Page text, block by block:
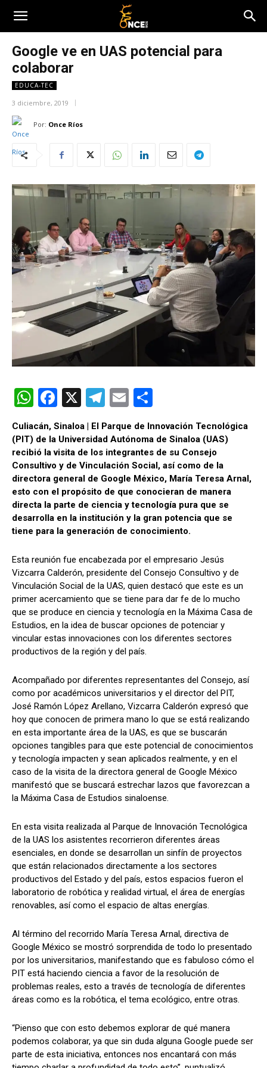
Google ve en UAS potencial para
colaborar
EDUCA-TEC
3 diciembre, 2019
Por: Once Ríos
W
h
at
s
A
p
p
F
a
ce
b
o
o
k
X
T
el
e
gr
a
m
E
m
ail m
p
ar
tir
Culiacán, Sinaloa | El Parque de Innovación Tecnológica
(PIT) de la Universidad Autónoma de Sinaloa (UAS)
recibió la visita de los integrantes de su Consejo
Consultivo y de Vinculación Social, así como de la
directora general de Google México, María Teresa Arnal,
esto con el propósito de que conocieran de manera
directa la parte de ciencia y tecnología pura que se
desarrolla en la institución y la gran potencia que se
tiene para la generación de conocimiento.
Esta reunión fue encabezada por el empresario Jesús
Vizcarra Calderón, presidente del Consejo Consultivo y de
Vinculación Social de la UAS, quien destacó que este es un
primer acercamiento que se tiene para dar fe de lo mucho
que se produce en ciencia y tecnología en la Máxima Casa de
Estudios, en la idea de buscar opciones de potenciar y
vincular estas innovaciones con los diferentes sectores
productivos de la región y del país.
Acompañado por diferentes representantes del Consejo, así
como por académicos universitarios y el director del PIT,
José Ramón López Arellano, Vizcarra Calderón expresó que
hoy que conocen de primera mano lo que se está realizando
en esta importante área de la UAS, es que se buscarán
opciones tangibles para que este potencial de conocimientos
y tecnología impacten y sean aplicados realmente, y en el
caso de la visita de la directora general de Google México
manifestó que se buscará estrechar lazos que favorezcan a
la Máxima Casa de Estudios sinaloense.
En esta visita realizada al Parque de Innovación Tecnológica
de la UAS los asistentes recorrieron diferentes áreas
esenciales, en donde se desarrollan un sinfín de proyectos
que están relacionados directamente a los sectores
productivos del Estado y del país, estos espacios fueron el
laboratorio de robótica y realidad virtual, el área de energías
renovables, así como el espacio de altas energías.
Al término del recorrido María Teresa Arnal, directiva de
Google México se mostró sorprendida de todo lo presentado
por los universitarios, manifestando que es fabuloso cómo el
PIT está haciendo ciencia a favor de la resolución de
problemas reales, esto a través de tecnología de diferentes
áreas como es la robótica, el tema ecológico, entre otras.
“Pienso que con esto debemos explorar de qué manera
podemos colaborar, ya que sin duda alguna Google puede ser
parte de esta iniciativa, entonces nos encantará con más